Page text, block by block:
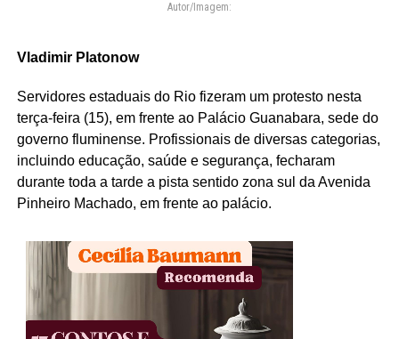
Autor/Imagem:
Vladimir Platonow
Servidores estaduais do Rio fizeram um protesto nesta
terça-feira (15), em frente ao Palácio Guanabara, sede do
governo fluminense. Profissionais de diversas categorias,
incluindo educação, saúde e segurança, fecharam
durante toda a tarde a pista sentido zona sul da Avenida
Pinheiro Machado, em frente ao palácio.